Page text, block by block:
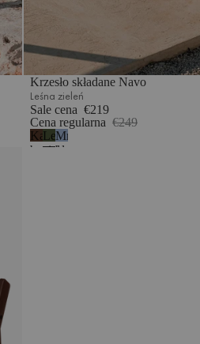
Krzesło składane Navo
Leśna zieleń
Sale cena €219
Cena regularna €249
Kakaowy
brąz
Leśna
zieleń
Mroźny
błękit